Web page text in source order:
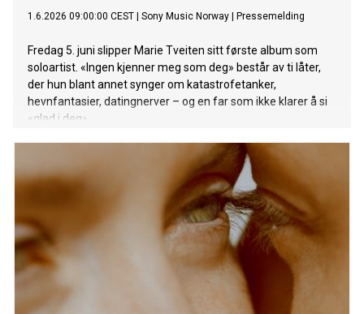
1.6.2026 09:00:00 CEST Sony Music Norway Pressemelding
Fredag 5. juni slipper Marie Tveiten sitt første album som
soloartist. «Ingen kjenner meg som deg» består av ti låter,
der hun blant annet synger om katastrofetanker,
hevnfantasier, datingnerver – og en far som ikke klarer å si
«glad i deg».